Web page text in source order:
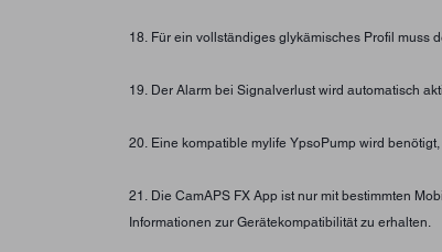
18. Für ein vollständiges glykämisches Profil muss
19. Der Alarm bei Signalverlust wird automatisch
20. Eine kompatible mylife YpsoPump wird
21. Die CamAPS FX App ist nur mit bestimmten
Informationen zur Gerätekompatibilität zu erhalten.